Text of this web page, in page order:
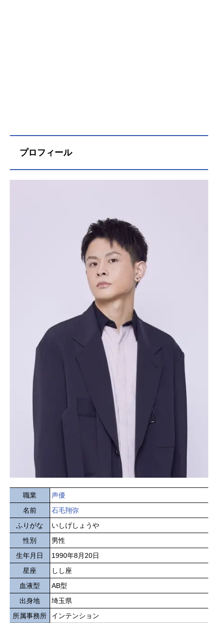
プロフィール
職業
声優
名前
石毛翔弥
ふりがな
いしげしょうや
性別
男性
生年月日
1990年8月20日
星座
しし座
血液型
AB型
出身地
埼玉県
所属事務所
インテンション